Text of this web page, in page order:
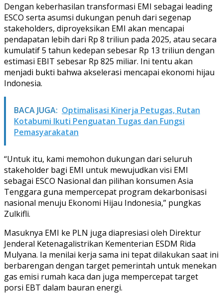
Dengan keberhasilan transformasi EMI sebagai leading
ESCO serta asumsi dukungan penuh dari segenap
stakeholders, diproyeksikan EMI akan mencapai
pendapatan lebih dari Rp 8 triliun pada 2025, atau secara
kumulatif 5 tahun kedepan sebesar Rp 13 triliun dengan
estimasi EBIT sebesar Rp 825 miliar. Ini tentu akan
menjadi bukti bahwa akselerasi mencapai ekonomi hijau
Indonesia.
BACA JUGA: Optimalisasi Kinerja Petugas, Rutan
Kotabumi Ikuti Penguatan Tugas dan Fungsi
Pemasyarakatan
“Untuk itu, kami memohon dukungan dari seluruh
stakeholder bagi EMI untuk mewujudkan visi EMI
sebagai ESCO Nasional dan pilihan konsumen Asia
Tenggara guna mempercepat program dekarbonisasi
nasional menuju Ekonomi Hijau Indonesia,” pungkas
Zulkifli.
Masuknya EMI ke PLN juga diapresiasi oleh Direktur
Jenderal Ketenagalistrikan Kementerian ESDM Rida
Mulyana. Ia menilai kerja sama ini tepat dilakukan saat ini
berbarengan dengan target pemerintah untuk menekan
gas emisi rumah kaca dan juga mempercepat target
porsi EBT dalam bauran energi.